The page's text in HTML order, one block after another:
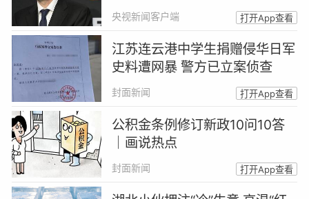
央视新闻客户端 打开App查看
江苏连云港中学生捐赠侵华日军
史料遭网暴 警方已立案侦查
封面新闻 打开App查看
公积金条例修订新政10问10答
｜画说热点
封面新闻 打开App查看